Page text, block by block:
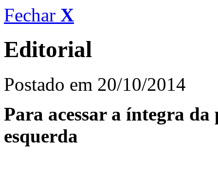
Fechar X
Editorial
Postado em 20/10/2014
Para acessar a íntegra
esquerda